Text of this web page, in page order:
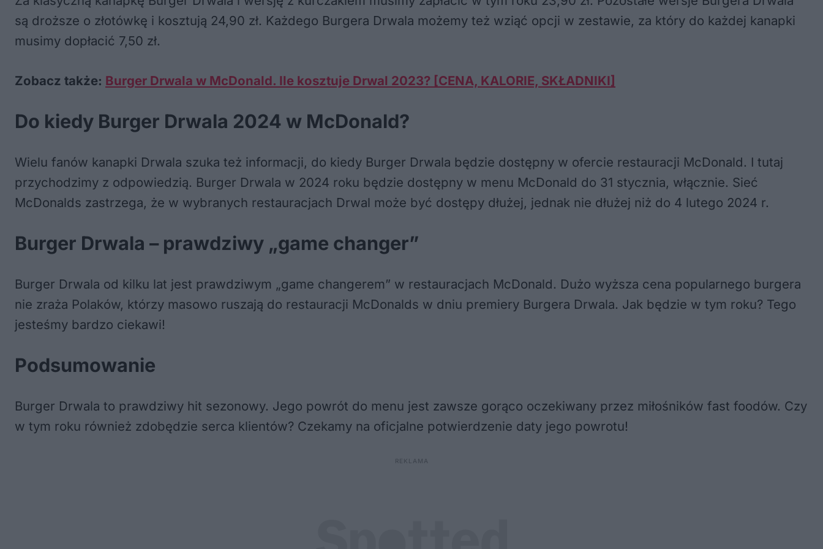
są droższe o złotówkę i kosztują 24,90 zł. Każdego Burgera Drwala możemy też wziąć opcji w zestawie, za który do każdej kanapki
musimy dopłacić 7,50 zł.
Zobacz także: Burger Drwala w McDonald. Ile kosztuje Drwal 2023? [CENA, KALORIE, SKŁADNIKI]
Do kiedy Burger Drwala 2024 w McDonald?
Wielu fanów kanapki Drwala szuka też informacji, do kiedy Burger Drwala będzie dostępny w ofercie restauracji McDonald. I tutaj
przychodzimy z odpowiedzią. Burger Drwala w 2024 roku będzie dostępny w menu McDonald do 31 stycznia, włącznie. Sieć
McDonalds zastrzega, że w wybranych restauracjach Drwal może być dostępy dłużej, jednak nie dłużej niż do 4 lutego 2024 r.
Burger Drwala – prawdziwy „game changer”
Burger Drwala od kilku lat jest prawdziwym „game changerem” w restauracjach McDonald. Dużo wyższa cena popularnego burgera
nie zraża Polaków, którzy masowo ruszają do restauracji McDonalds w dniu premiery Burgera Drwala. Jak będzie w tym roku? Tego
jesteśmy bardzo ciekawi!
Podsumowanie
Burger Drwala to prawdziwy hit sezonowy. Jego powrót do menu jest zawsze gorąco oczekiwany przez miłośników fast foodów. Czy
w tym roku również zdobędzie serca klientów? Czekamy na oficjalne potwierdzenie daty jego powrotu!